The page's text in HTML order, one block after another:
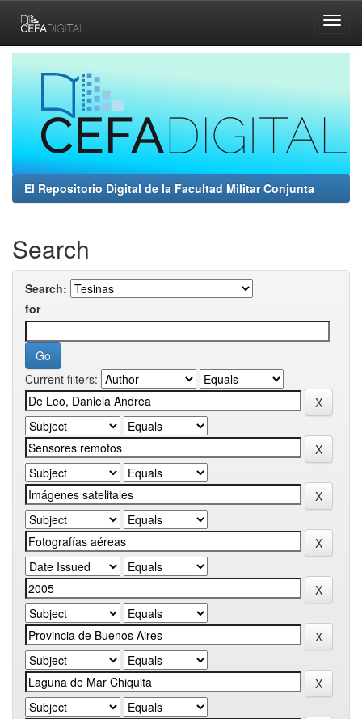
navigation
El Repositorio Digital de la Facultad Militar Conjunta
Search
Search:
for
Current filters: